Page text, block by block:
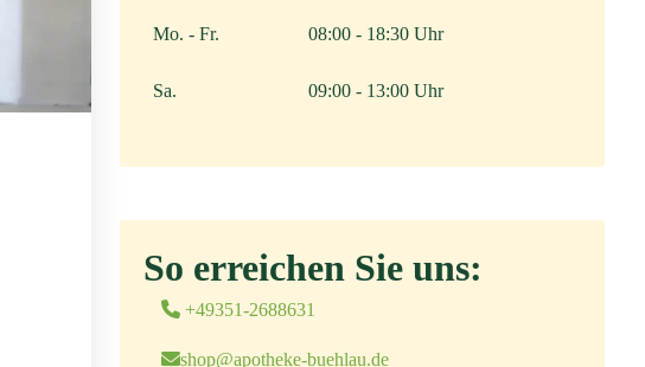
Mo. - Fr. 08:00 - 18:30 Uhr
Sa. 09:00 - 13:00 Uhr
So erreichen Sie uns:
+49351-2688631
shop@apotheke-buehlau.de